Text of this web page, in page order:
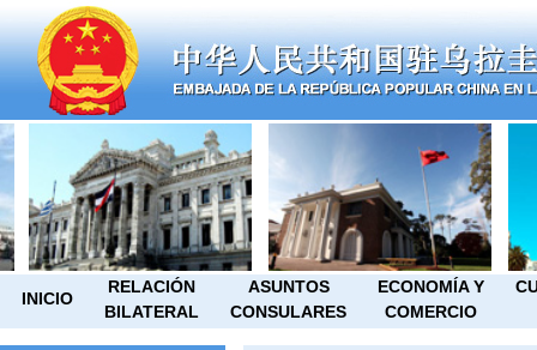
INICIO
RELACIÓN
BILATERAL
ASUNTOS
CONSULARES
ECONOMÍA Y
COMERCIO